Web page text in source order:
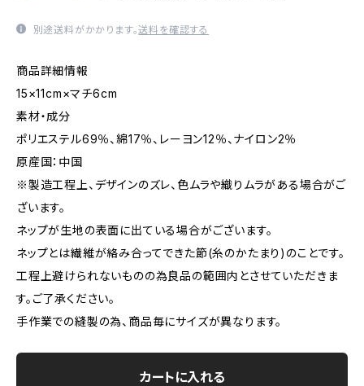
別途送料がかかります。送料を確認する
商品詳細情報
15×11cm×マチ6cm
素材・成分
ポリエステル69％、綿17％、レーヨン12％、ナイロン2％
原産国：中国
※製造工程上、デザインのズレ、色ムラや織りムラがある場合がご
ざいます。
ネップが生地の表面に出ている場合がございます。
ネップとは繊維が絡み合ってできた節(糸のかたまり)のことです。
工程上避けられないものの為良品の範囲内とさせていただきま
す。ご了承ください。
手作業での縫製の為、商品毎にサイズが異なります。
カートに入れる